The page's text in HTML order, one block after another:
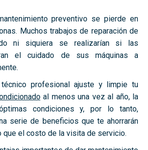
preventivo se pierde en
Muchos trabajos de reparación de
ni siquiera se realizarían si las
el cuidado de sus máquinas a
profesional ajuste y limpie tu
al menos una vez al año, la
condiciones y, por lo tanto,
serie de beneficios que te ahorrarán
que el costo de la visita de servicio.